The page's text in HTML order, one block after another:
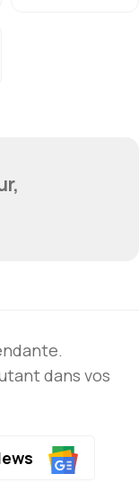
dans vos